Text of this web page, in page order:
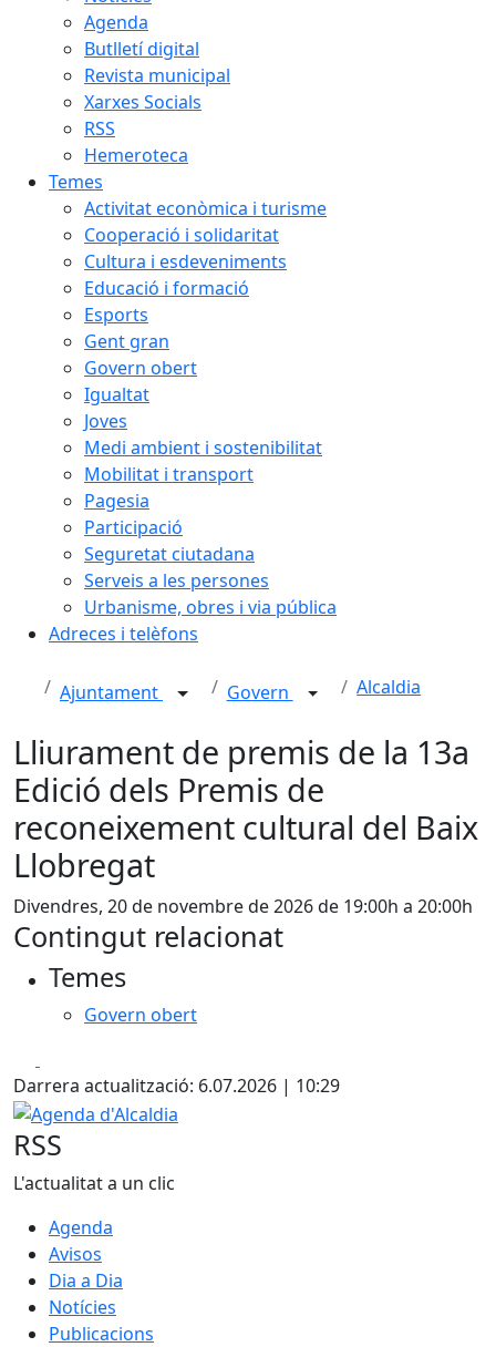
Agenda
Butlletí digital
Revista municipal
Xarxes Socials
RSS
Hemeroteca
Temes
Activitat econòmica i turisme
Cooperació i solidaritat
Cultura i esdeveniments
Educació i formació
Esports
Gent gran
Govern obert
Igualtat
Joves
Medi ambient i sostenibilitat
Mobilitat i transport
Pagesia
Participació
Seguretat ciutadana
Serveis a les persones
Urbanisme, obres i via pública
Adreces i telèfons
Ajuntament Govern Alcaldia
Lliurament de premis de la 13a
Edició dels Premis de
reconeixement cultural del Baix
Llobregat
Divendres, 20 de novembre de 2026 de 19:00h a 20:00h
Contingut relacionat
Temes
Govern obert
Darrera actualització: 6.07.2026 | 10:29
Agenda d'Alcaldia
RSS
L'actualitat a un clic
Agenda
Avisos
Dia a Dia
Notícies
Publicacions